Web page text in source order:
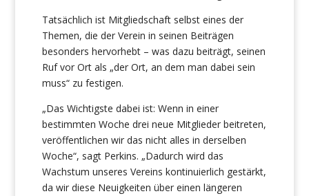
Tatsächlich ist Mitgliedschaft selbst eines der
Themen, die der Verein in seinen Beiträgen
besonders hervorhebt – was dazu beiträgt, seinen
Ruf vor Ort als „der Ort, an dem man dabei sein
muss“ zu festigen.
„Das Wichtigste dabei ist: Wenn in einer
bestimmten Woche drei neue Mitglieder beitreten,
veröffentlichen wir das nicht alles in derselben
Woche“, sagt Perkins. „Dadurch wird das
Wachstum unseres Vereins kontinuierlich gestärkt,
da wir diese Neuigkeiten über einen längeren